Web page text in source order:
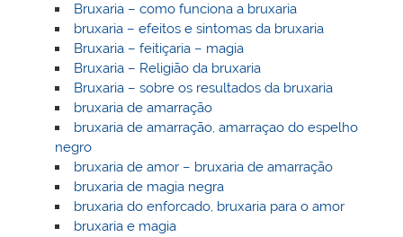
Bruxaria – como funciona a bruxaria
bruxaria – efeitos e sintomas da bruxaria
Bruxaria – feitiçaria – magia
Bruxaria – Religião da bruxaria
Bruxaria – sobre os resultados da bruxaria
bruxaria de amarração
bruxaria de amarração, amarraçao do espelho
negro
bruxaria de amor – bruxaria de amarração
bruxaria de magia negra
bruxaria do enforcado, bruxaria para o amor
bruxaria e magia